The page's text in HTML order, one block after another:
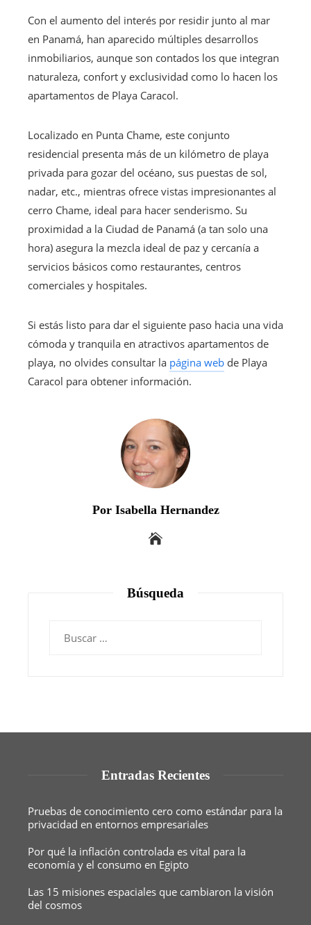
Con el aumento del interés por residir junto al mar
en Panamá, han aparecido múltiples desarrollos
inmobiliarios, aunque son contados los que integran
naturaleza, confort y exclusividad como lo hacen los
apartamentos de Playa Caracol.
Localizado en Punta Chame, este conjunto
residencial presenta más de un kilómetro de playa
privada para gozar del océano, sus puestas de sol,
nadar, etc., mientras ofrece vistas impresionantes al
cerro Chame, ideal para hacer senderismo. Su
proximidad a la Ciudad de Panamá (a tan solo una
hora) asegura la mezcla ideal de paz y cercanía a
servicios básicos como restaurantes, centros
comerciales y hospitales.
Si estás listo para dar el siguiente paso hacia una vida
cómoda y tranquila en atractivos apartamentos de
playa, no olvides consultar la página web de Playa
Caracol para obtener información.
Por Isabella Hernandez
Búsqueda
Entradas Recientes
Pruebas de conocimiento cero como estándar para la
privacidad en entornos empresariales
Por qué la inflación controlada es vital para la
economía y el consumo en Egipto
Las 15 misiones espaciales que cambiaron la visión
del cosmos